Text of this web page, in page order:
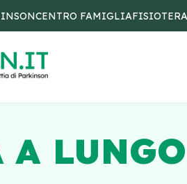
CENTRO FAMIGLIA
A